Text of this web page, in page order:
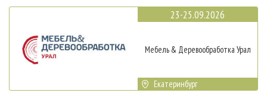
23-25.09.2026
Мебель & Деревообработка Урал
Екатеринбург